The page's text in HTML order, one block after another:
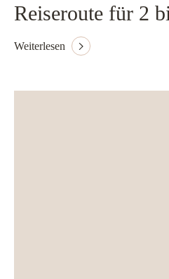
Reiseroute für 2
Weiterlesen